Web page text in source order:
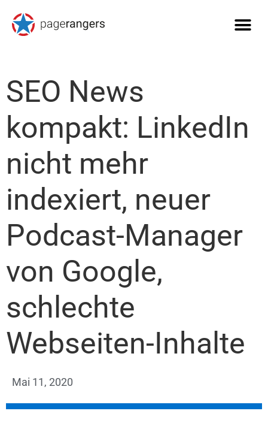
SEO News
kompakt: LinkedIn
nicht mehr
indexiert, neuer
Podcast-Manager
von Google,
schlechte
Webseiten-Inhalte
Mai 11, 2020